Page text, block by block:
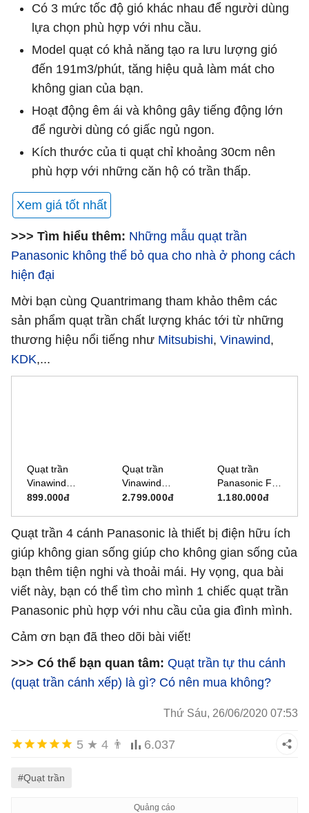
Có 3 mức tốc độ gió khác nhau để người dùng
lựa chọn phù hợp với nhu cầu.
Model quạt có khả năng tạo ra lưu lượng gió
đến 191m3/phút, tăng hiệu quả làm mát cho
không gian của bạn.
Hoạt động êm ái và không gây tiếng động lớn
để người dùng có giấc ngủ ngon.
Kích thước của ti quạt chỉ khoảng 30cm nên
phù hợp với những căn hộ có trần thấp.
Xem giá tốt nhất
>>> Tìm hiểu thêm: Những mẫu quạt trần
Panasonic không thể bỏ qua cho nhà ở phong cách
hiện đại
Mời bạn cùng Quantrimang tham khảo thêm các
sản phẩm quạt trần chất lượng khác tới từ những
thương hiệu nổi tiếng như Mitsubishi, Vinawind,
KDK,...
Quạt trần
Vinawind
QT1400-S sải
899.000đ
Quạt trần
Vinawind
1500ĐKTX
từ xa)
2.799.000đ
Quạt trần
Panasonic F-
60MZ2 (18
1.180.000đ
Quạt trần 4 cánh Panasonic là thiết bị điện hữu ích
giúp không gian sống giúp cho không gian sống của
bạn thêm tiện nghi và thoải mái. Hy vọng, qua bài
viết này, bạn có thể tìm cho mình 1 chiếc quạt trần
Panasonic phù hợp với nhu cầu của gia đình mình.
Cảm ơn bạn đã theo dõi bài viết!
>>> Có thể bạn quan tâm: Quạt trần tự thu cánh
(quạt trần cánh xếp) là gì? Có nên mua không?
Thứ Sáu, 26/06/2020 07:53
5 ★ 4 👨 6.037
#Quạt trần